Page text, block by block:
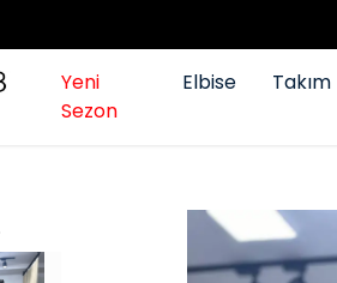
Yeni
Sezon
Elbise Takım